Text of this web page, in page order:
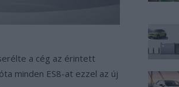
a cég az érintett
minden ES8-at ezzel az új